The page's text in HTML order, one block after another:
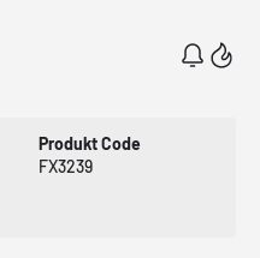
Produkt Code
FX3239